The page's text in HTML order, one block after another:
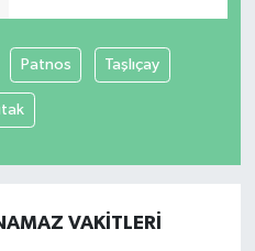
Patnos Taşlıçay
VAKITLERI